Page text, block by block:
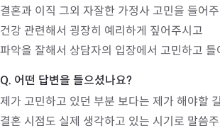
결혼과 이직 그외 자잘한 가정사 고민을 들어
건강 관련해서 굉장히 예리하게 짚어주시고
파악을 잘해서 상담자의 입장에서 고민하고 들
제가 고민하고 있던 부분 보다는 제가 해야할
결혼 시점도 실제 생각하고 있는 시기로 말씀